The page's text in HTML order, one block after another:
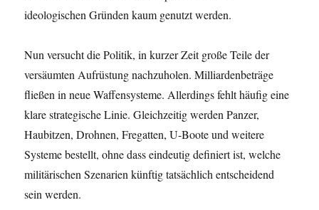
ideologischen Gründen kaum genutzt werden.
Nun versucht die Politik, in kurzer Zeit große Teile der
versäumten Aufrüstung nachzuholen. Milliardenbeträge
fließen in neue Waffensysteme. Allerdings fehlt häufig eine
klare strategische Linie. Gleichzeitig werden Panzer,
Haubitzen, Drohnen, Fregatten, U-Boote und weitere
Systeme bestellt, ohne dass eindeutig definiert ist, welche
militärischen Szenarien künftig tatsächlich entscheidend
sein werden.